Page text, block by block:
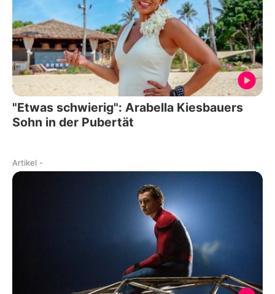
"Etwas schwierig": Arabella Kiesbauers
Sohn in der Pubertät
Artikel -